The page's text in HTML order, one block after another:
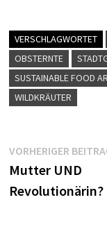
VERSCHLAGWORTET
OBSTERNTE
SUSTAINABLE FOOD
WILDKRÄUTER
VORHERIGER
Mutter UND
Revolutionärin?